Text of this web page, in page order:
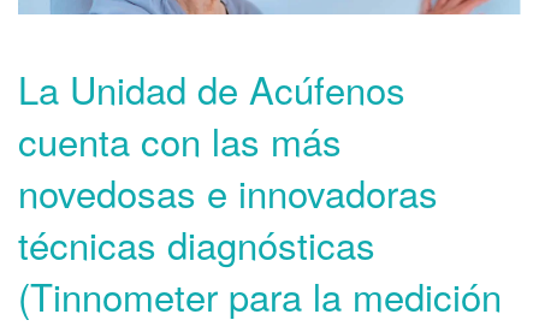
La Unidad de Acúfenos
cuenta con las más
novedosas e innovadoras
técnicas diagnósticas
(Tinnometer para la medición